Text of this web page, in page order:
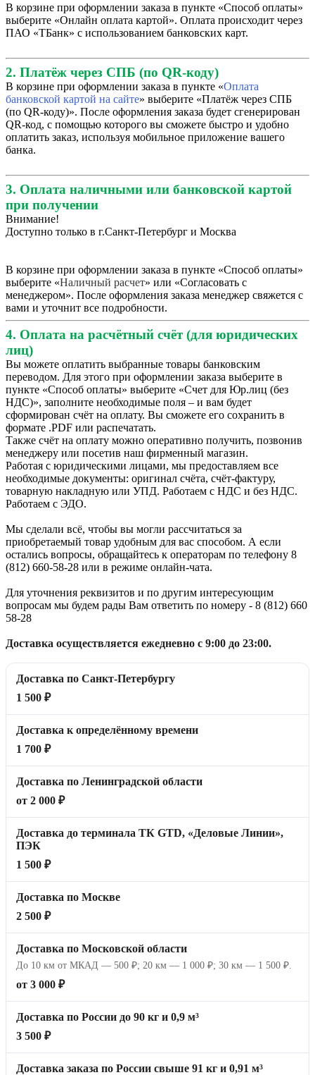
В корзине при оформлении заказа в пункте «Способ оплаты»
выберите «Онлайн оплата картой». Оплата происходит через
ПАО «ТБанк» с использованием банковских карт.
2. Платёж через СПБ (по QR-коду)
В корзине при оформлении заказа в пункте «Оплата
банковской картой на сайте» выберите «Платёж через СПБ
(по QR-коду)». После оформления заказа будет сгенерирован
QR-код, с помощью которого вы сможете быстро и удобно
оплатить заказ, используя мобильное приложение вашего
банка.
3. Оплата наличными или банковской картой
при получении
Внимание!
Доступно только в г.Санкт-Петербург и Москва
В корзине при оформлении заказа в пункте «Способ оплаты»
выберите «Наличный расчет» или «Согласовать с
менеджером». После оформления заказа менеджер свяжется с
вами и уточнит все подробности.
4. Оплата на расчётный счёт (для юридических
лиц)
Вы можете оплатить выбранные товары банковским
переводом. Для этого при оформлении заказа выберите в
пункте «Способ оплаты» выберите «Счет для Юр.лиц (без
НДС)», заполните необходимые поля – и вам будет
сформирован счёт на оплату. Вы сможете его сохранить в
формате .PDF или распечатать.
Также счёт на оплату можно оперативно получить, позвонив
менеджеру или посетив наш фирменный магазин.
Работая с юридическими лицами, мы предоставляем все
необходимые документы: оригинал счёта, счёт-фактуру,
товарную накладную или УПД. Работаем с НДС и без НДС.
Работаем с ЭДО.
Мы сделали всё, чтобы вы могли рассчитаться за
приобретаемый товар удобным для вас способом. А если
остались вопросы, обращайтесь к операторам по телефону 8
(812) 660-58-28 или в режиме онлайн-чата.
Для уточнения реквизитов и по другим интересующим
вопросам мы будем рады Вам ответить по номеру - 8 (812) 660
58-28
Доставка осуществляется ежедневно с 9:00 до 23:00.
Доставка по Санкт-Петербургу
1 500 ₽
Доставка к определённому времени
1 700 ₽
Доставка по Ленинградской области
от 2 000 ₽
Доставка до терминала ТК GTD, «Деловые Линии»,
ПЭК
1 500 ₽
Доставка по Москве
2 500 ₽
Доставка по Московской области
До 10 км от МКАД — 500 ₽; 20 км — 1 000 ₽; 30 км — 1 500 ₽.
от 3 000 ₽
Доставка по России до 90 кг и 0,9 м³
3 500 ₽
Доставка заказа по России свыше 91 кг и 0,91 м³